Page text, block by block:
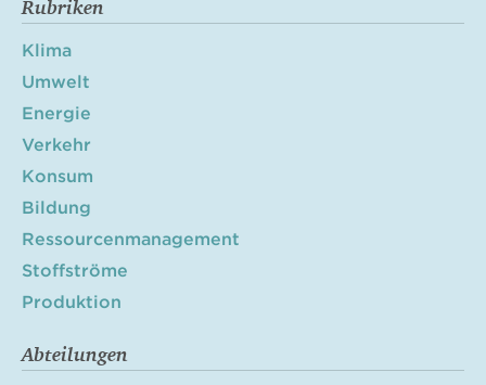
Rubriken
Klima
Umwelt
Energie
Verkehr
Konsum
Bildung
Ressourcenmanagement
Stoffströme
Produktion
Abteilungen